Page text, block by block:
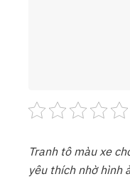
Tranh tô màu xe
yêu thích nhờ hình